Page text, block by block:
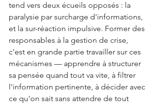
tend vers deux écueils opposés : la
paralysie par surcharge d'informations,
et la sur-réaction impulsive. Former des
responsables à la gestion de crise,
c'est en grande partie travailler sur ces
mécanismes — apprendre à structurer
sa pensée quand tout va vite, à filtrer
l'information pertinente, à décider avec
ce qu'on sait sans attendre de tout